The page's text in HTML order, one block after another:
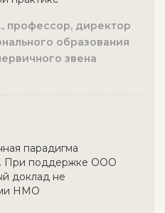
профессор, директор
образования
звена
парадигма
При поддержке ООО
доклад не
НМО